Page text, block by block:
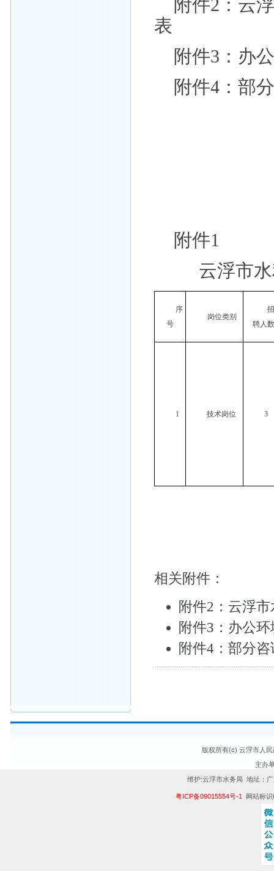
附件2：云
表
附件3：办
附件4：部
附件1
云浮市
序
号
岗位类别
招
聘人数
1 技术岗位 3
相关附件：
附件2：云浮
附件3：办公
附件4：部分
版权所有(c) 云浮市人
主办
维护:云浮市水务局 地址：
粤ICP备09015554号-1 网站标